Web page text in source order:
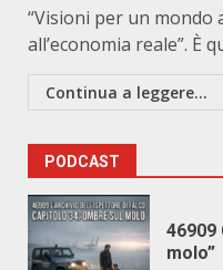
“Visioni per un mondo
all’economia reale”. È
Continua a leggere...
PODCAST
46909
molo”